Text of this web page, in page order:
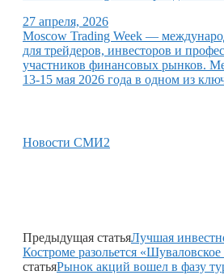
27 апреля, 2026
Moscow Trading Week —
для трейдеров, инвесторов и
участников финансовых рынков.
13-15 мая 2026 года в одном из
Новости СМИ2
Предыдущая статьяЛучшая
Костроме разольется
статьяРынок акций вошел в фазу